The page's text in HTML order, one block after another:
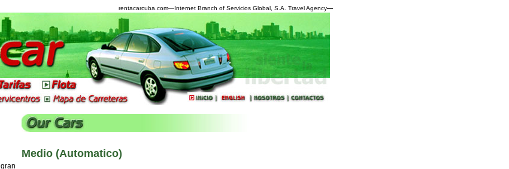
rentacarcuba.com—Internet Branch of Servicios Global, S.A. Travel Agency—
Medio (Automatico)